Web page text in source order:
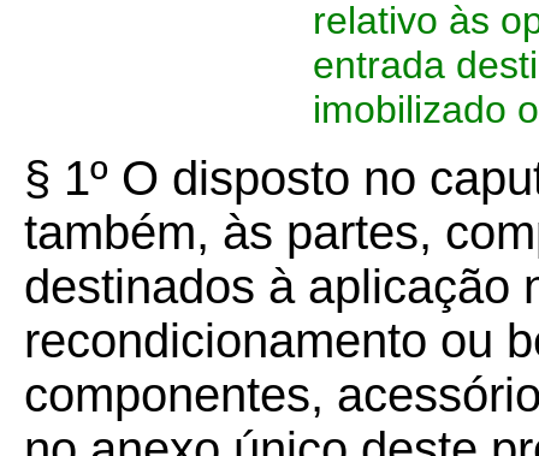
relativo às
entrada
imobilizado
§ 1º O disposto no
também, às partes,
destinados à aplicação
recondicionamento ou
componentes,